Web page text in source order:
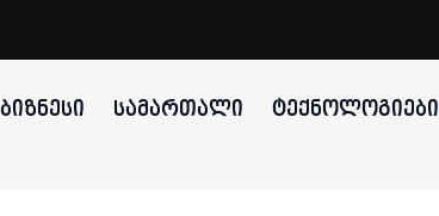
ᲑᲘᲖᲜᲔᲡᲘ ᲡᲐᲛᲐᲠᲗᲐᲚᲘ ᲢᲔᲥᲜᲝᲚᲝᲒᲘᲔᲑᲘ